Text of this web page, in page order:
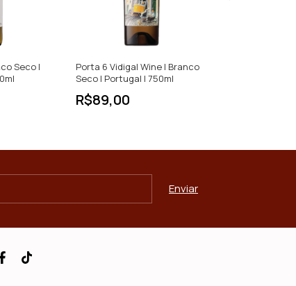
Seco |
Porta 6 Vidigal Wine | Branco
Seco | Portugal | 750ml
R$89,00